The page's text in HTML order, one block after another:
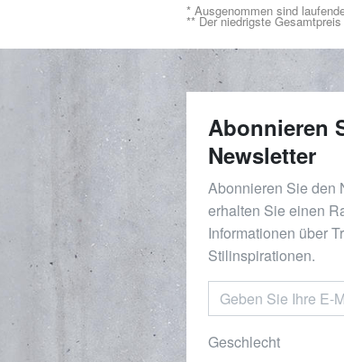
* Ausgenommen sind
** Der niedrigste
Abonnieren
Newsletter
Abonnieren Sie den
erhalten Sie einen
Informationen über
Stilinspirationen.
Geschlecht